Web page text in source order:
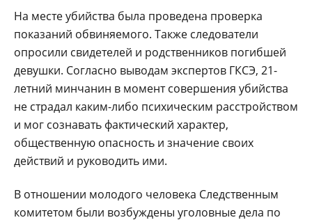
На месте убийства была проведена проверка
показаний обвиняемого. Также следователи
опросили свидетелей и родственников погибшей
девушки. Согласно выводам экспертов ГКСЭ, 21-
летний минчанин в момент совершения убийства
не страдал каким-либо психическим расстройством
и мог сознавать фактический характер,
общественную опасность и значение своих
действий и руководить ими.
В отношении молодого человека Следственным
комитетом были возбуждены уголовные дела по